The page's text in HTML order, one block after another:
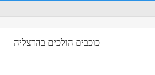
כוכבים הולכים בהרצליה